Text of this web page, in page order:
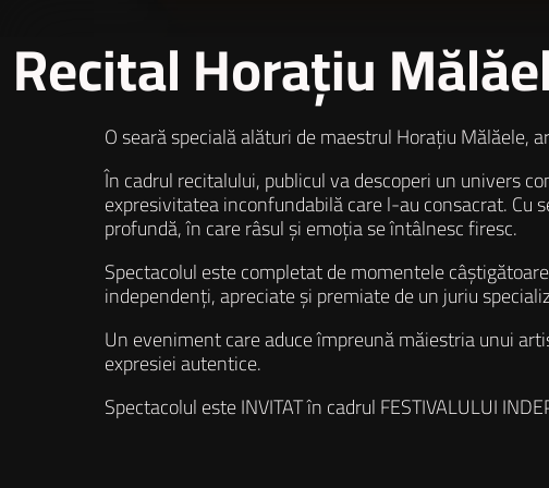
Recital Horațiu
O seară specială alături de maestrul Horațiu
În cadrul recitalului, publicul va descoperi un univers
expresivitatea inconfundabilă care l-au consacrat.
profundă, în care râsul și emoția se întâlnesc firesc.
Spectacolul este completat de momentele
independenți, apreciate și premiate de un juriu
Un eveniment care aduce împreună măiestria unui
expresiei autentice.
Spectacolul este INVITAT în cadrul FESTIVALULUI